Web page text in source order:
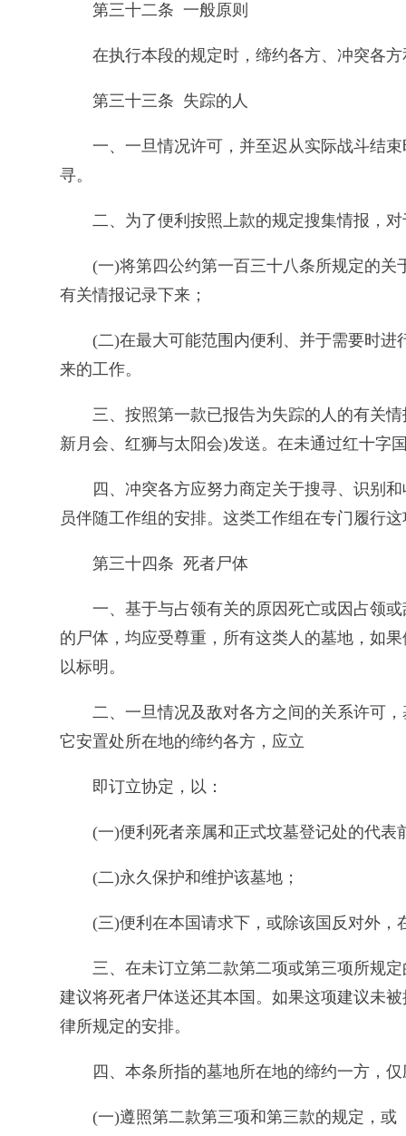
第三十二条 一般原则
在执行本段的规定时，缔约各方、冲突各
第三十三条 失踪的人
一、一旦情况许可，并至迟从实际战斗结
寻。
二、为了便利按照上款的规定搜集情报，
(一)将第四公约第一百三十八条所规定的
有关情报记录下来；
(二)在最大可能范围内便利、并于需要时
来的工作。
三、按照第一款已报告为失踪的人的有关
新月会、红狮与太阳会)发送。在未通过红十字
四、冲突各方应努力商定关于搜寻、识别
员伴随工作组的安排。这类工作组在专门履行
第三十四条 死者尸体
一、基于与占领有关的原因死亡或因占领
的尸体，均应受尊重，所有这类人的墓地，如
以标明。
二、一旦情况及敌对各方之间的关系许可
它安置处所在地的缔约各方，应立
即订立协定，以：
(一)便利死者亲属和正式坟墓登记处的代
(二)永久保护和维护该墓地；
(三)便利在本国请求下，或除该国反对外
三、在未订立第二款第二项或第三项所规
建议将死者尸体送还其本国。如果这项建议未
律所规定的安排。
四、本条所指的墓地所在地的缔约一方，
(一)遵照第二款第三项和第三款的规定，或